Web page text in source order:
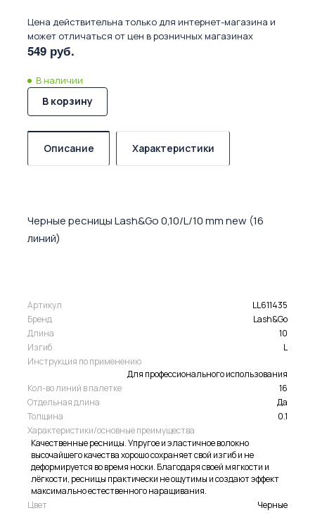
Цена действительна только для интернет-магазина и
может отличаться от цен в розничных магазинах
549 руб.
В наличии
В корзину
Описание Характеристики
Черные ресницы Lash&Go 0,10/L/10 mm new (16
линий)
Артикул
LL611435
Бренд
Lash&Go
Длина
10
Изгиб
L
Инструкция по применению
Для профессионального использования
Кол-во линий в палетке
16
Отдельная длина
Да
Толщина
0.1
Характеристики/основные преимущества
Качественные ресницы. Упругое и эластичное волокно
высочайшего качества хорошо сохраняет свой изгиб и не
деформируется во время носки. Благодаря своей мягкости и
лёгкости, ресницы практически не ощутимы и создают эффект
максимально естественного наращивания.
Цвет
Черные